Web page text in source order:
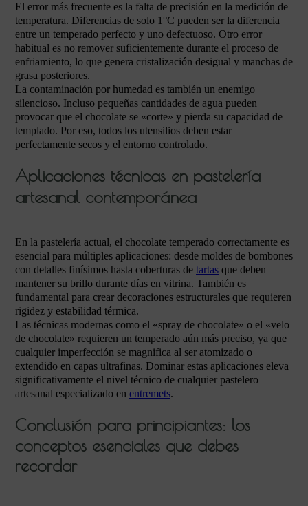
El error más frecuente es la falta de precisión en la medición de
temperatura. Diferencias de solo 1°C pueden ser la diferencia
entre un temperado perfecto y uno defectuoso. Otro error
habitual es no remover suficientemente durante el proceso de
enfriamiento, lo que genera cristalización desigual y manchas de
grasa posteriores.
La contaminación por humedad es también un enemigo
silencioso. Incluso pequeñas cantidades de agua pueden
provocar que el chocolate se «corte» y pierda su capacidad de
templado. Por eso, todos los utensilios deben estar
perfectamente secos y el entorno controlado.
Aplicaciones técnicas en pastelería
artesanal contemporánea
En la pastelería actual, el chocolate temperado correctamente es
esencial para múltiples aplicaciones: desde moldes de bombones
con detalles finísimos hasta coberturas de tartas que deben
mantener su brillo durante días en vitrina. También es
fundamental para crear decoraciones estructurales que requieren
rigidez y estabilidad térmica.
Las técnicas modernas como el «spray de chocolate» o el «velo
de chocolate» requieren un temperado aún más preciso, ya que
cualquier imperfección se magnifica al ser atomizado o
extendido en capas ultrafinas. Dominar estas aplicaciones eleva
significativamente el nivel técnico de cualquier pastelero
artesanal especializado en entremets.
Conclusión para principiantes: los
conceptos esenciales que debes
recordar